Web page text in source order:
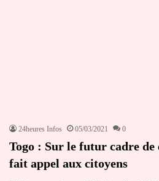
24heures Infos 05/03/2021 0
Togo : Sur le futur cadre de
fait appel aux citoyens